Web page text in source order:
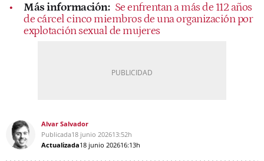
Más información: Se enfrentan a más de 112 años
de cárcel cinco miembros de una organización por
explotación sexual de mujeres
Alvar Salvador
Publicada18 junio 202613:52h
Actualizada18 junio 202616:13h